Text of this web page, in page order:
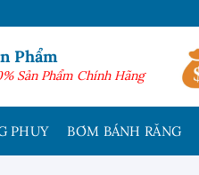
Phẩm
Sản Phẩm Chính Hãng
PHUY BƠM BÁNH RĂNG